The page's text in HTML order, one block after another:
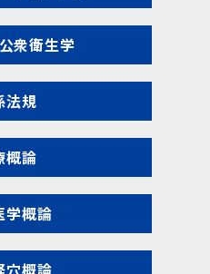
衆衛生学
法規
概論
学概論
穴概論